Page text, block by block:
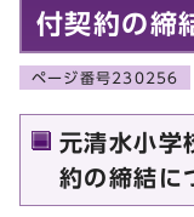
付契約の締
ページ番号230256
元清水小学
約の締結に